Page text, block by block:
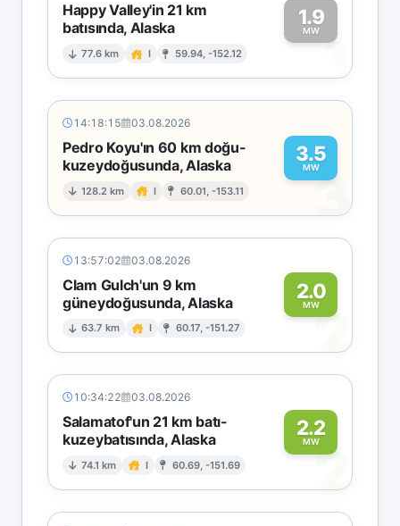
Happy Valley'in 21 km
batısında, Alaska
77.6 km I 59.94, -152.12
1.9
MW1
14:18:15 03.08.2026
Pedro Koyu'ın 60 km doğu-
kuzeydoğusunda, Alaska
128.2 km I 60.01, -153.11
3.5
MW
3
13:57:02 03.08.2026
Clam Gulch'un 9 km
güneydoğusunda, Alaska
63.7 km I 60.17, -151.27
2.0
MW2
10:34:22 03.08.2026
Salamatof'un 21 km batı-
kuzeybatısında, Alaska
74.1 km I 60.69, -151.69
2.2
MW
2